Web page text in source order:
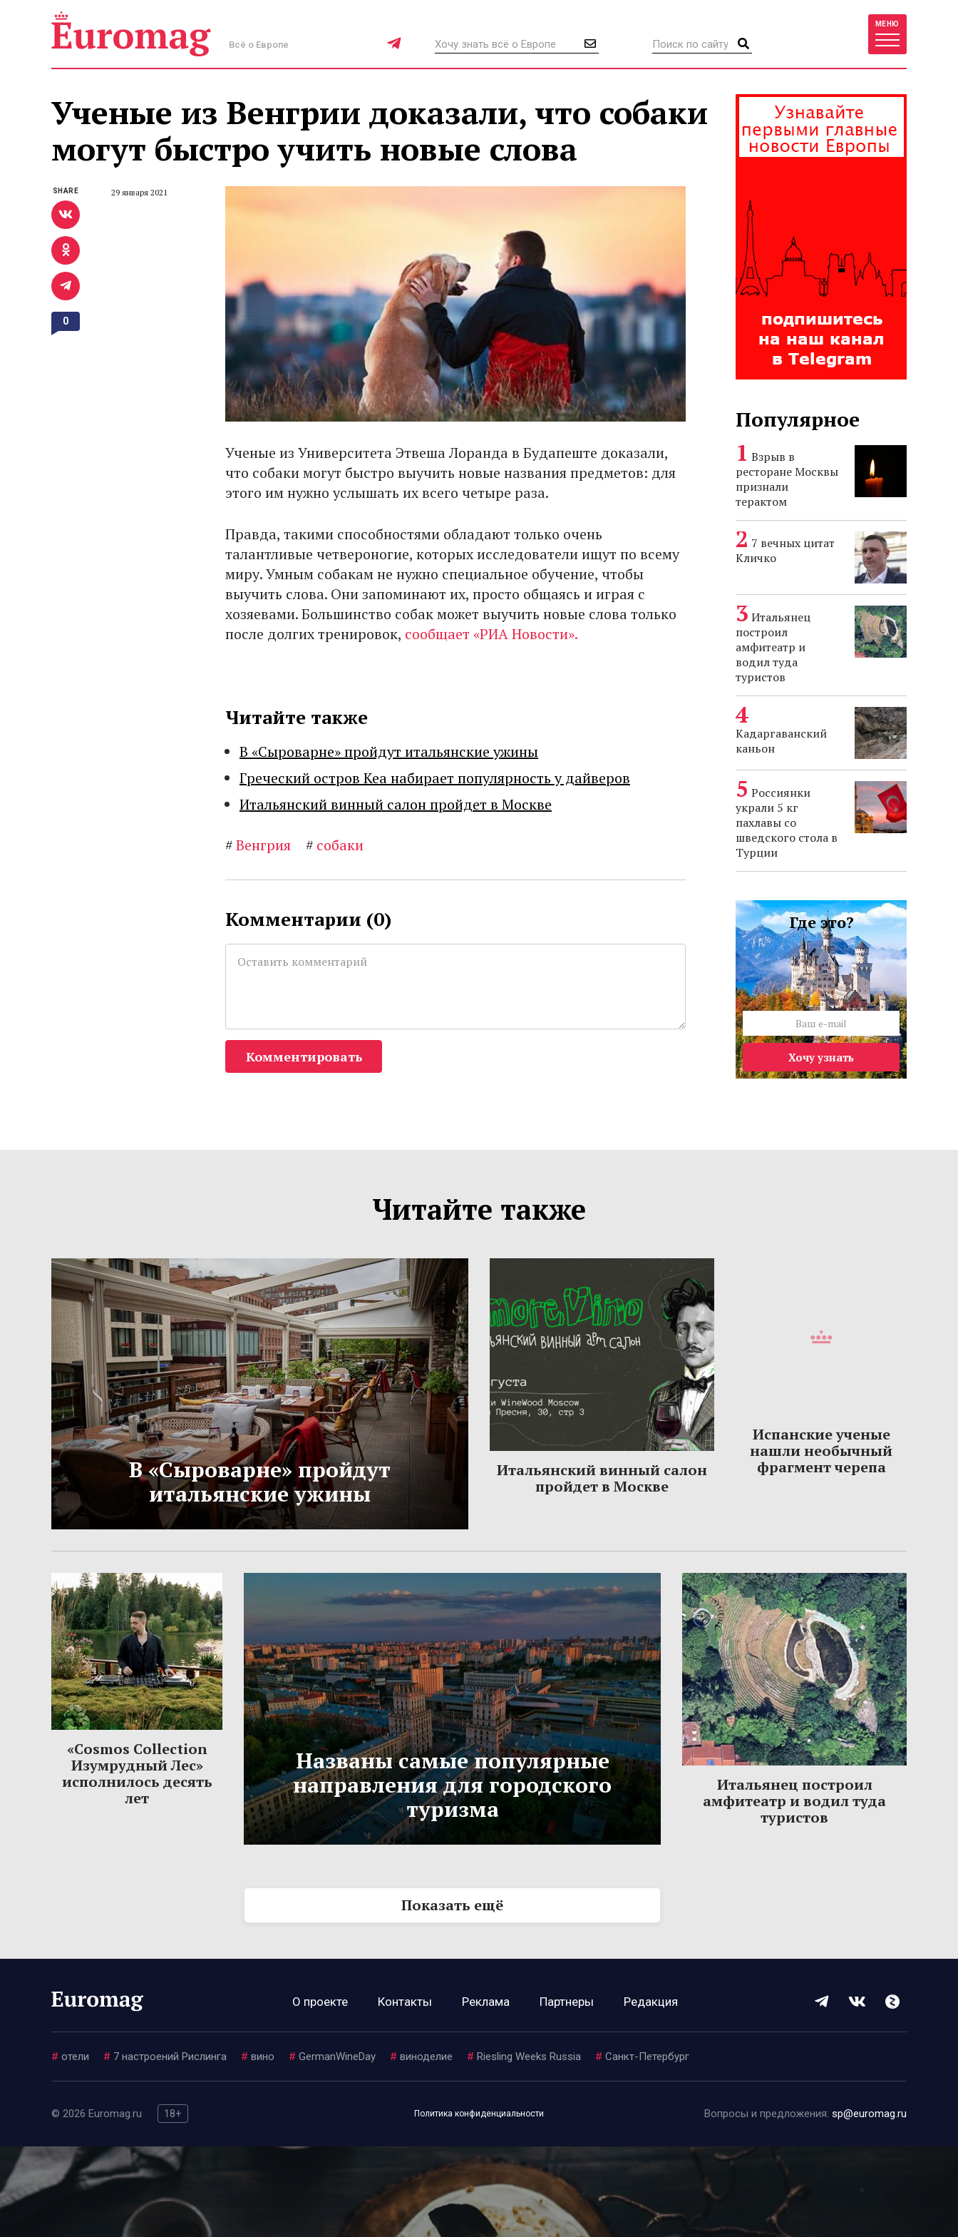
Всё о Европе
МЕНЮ
Ученые из Венгрии доказали, что собаки
могут быстро учить новые слова
29 января 2021
Ученые из Университета Этвеша Лоранда в Будапеште доказали,
что собаки могут быстро выучить новые названия предметов: для
этого им нужно услышать их всего четыре раза.
Правда, такими способностями обладают только очень
талантливые четвероногие, которых исследователи ищут по всему
миру. Умным собакам не нужно специальное обучение, чтобы
выучить слова. Они запоминают их, просто общаясь и играя с
хозяевами. Большинство собак может выучить новые слова только
после долгих тренировок, сообщает «РИА Новости».
Читайте также
В «Сыроварне» пройдут итальянские ужины
Греческий остров Кеа набирает популярность у дайверов
Итальянский винный салон пройдет в Москве
#Венгрия # собаки
SHARE
0
Комментарии (0)
Комментировать
Популярное
Взрыв в
ресторане Москвы
признали
терактом
7 вечных цитат
Кличко
Итальянец
построил
амфитеатр и
водил туда
туристов
Кадаргаванский
каньон
Россиянки
украли 5 кг
пахлавы со
шведского стола в
Турции
Где это?
Хочу узнать
Читайте также
В «Сыроварне» пройдут
итальянские ужины
Итальянский винный салон
пройдет в Москве
Испанские ученые
нашли необычный
фрагмент черепа
«Cosmos Collection
Изумрудный Лес»
исполнилось десять
лет
Названы самые популярные
направления для городского
туризма
Итальянец построил
амфитеатр и водил туда
туристов
Показать ещё
О проекте Контакты Реклама Партнеры Редакция
# отели # 7 настроений Рислинга # вино # GermanWineDay # виноделие # Riesling Weeks Russia # Санкт-Петербург
© 2026 Euromag.ru 18+ Политика конфиденциальности Вопросы и предложения: sp@euromag.ru